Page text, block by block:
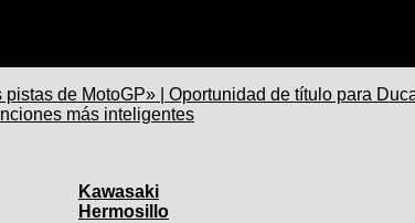
de MotoGP» | Oportunidad de título para
más inteligentes
Kawasaki
Hermosillo